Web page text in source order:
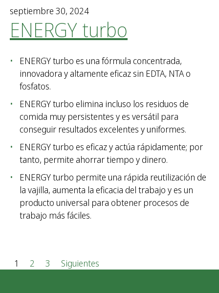
septiembre 30, 2024
ENERGY turbo
ENERGY turbo es una fórmula concentrada,
innovadora y altamente eficaz sin EDTA, NTA o
fosfatos.
ENERGY turbo elimina incluso los residuos de
comida muy persistentes y es versátil para
conseguir resultados excelentes y uniformes.
ENERGY turbo es eficaz y actúa rápidamente; por
tanto, permite ahorrar tiempo y dinero.
ENERGY turbo permite una rápida reutilización de
la vajilla, aumenta la eficacia del trabajo y es un
producto universal para obtener procesos de
trabajo más fáciles.
P
1 2 3 Siguientes